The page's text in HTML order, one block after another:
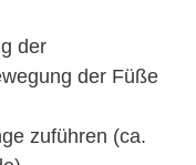
der
der Füße
zuführen (ca.